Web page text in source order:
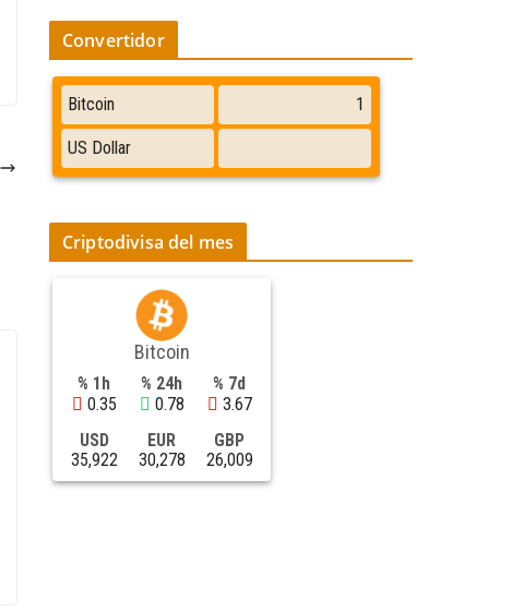
Convertidor
Criptodivisa del mes
Bitcoin
% 1h
0.35
% 24h
0.78
% 7d
3.67
USD
35,922
EUR
30,278
GBP
26,009